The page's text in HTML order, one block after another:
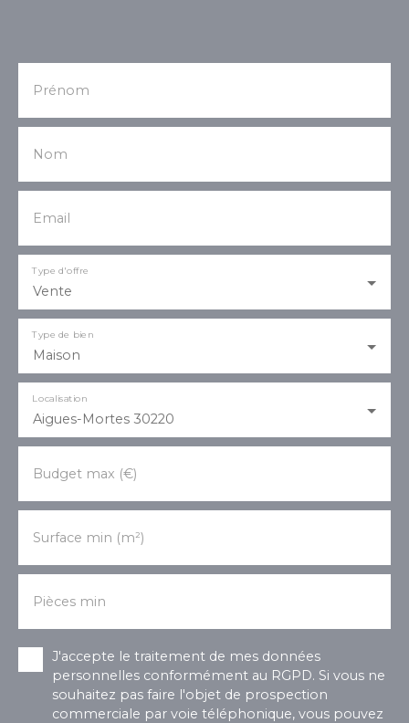
Prénom
Nom
Email
Vente
Type d'offre
Maison
Type de bien
Aigues-Mortes 30220
Localisation
Budget max (€)
Surface min (m²)
Pièces min
J'accepte le traitement de mes données
personnelles conformément au RGPD. Si vous ne
souhaitez pas faire l'objet de prospection
commerciale par voie téléphonique, vous pouvez